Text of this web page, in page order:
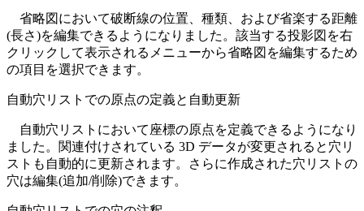
省略図において破断線の位置、種類、および省楽する距離
(長さ)を編集できるようになりました。該当する投影図を右
クリックして表示されるメニューから省略図を編集するため
の項目を選択できます。
自動穴リストでの原点の定義と自動更新
自動穴リストにおいて座標の原点を定義できるようになり
ました。関連付けされている 3D データが変更されると穴リ
ストも自動的に更新されます。さらに作成された穴リストの
穴は編集(追加/削除)できます。